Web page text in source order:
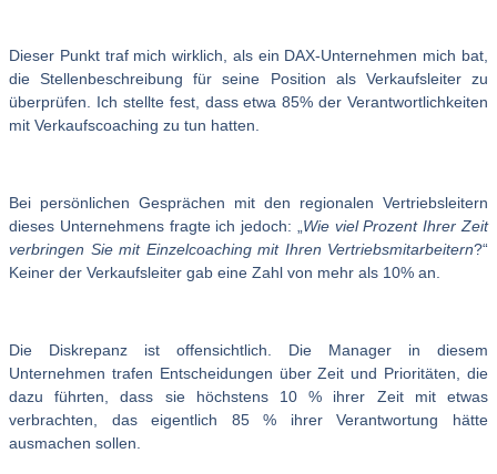
Dieser Punkt traf mich wirklich, als ein DAX-Unternehmen mich bat,
die Stellenbeschreibung für seine Position als Verkaufsleiter zu
überprüfen. Ich stellte fest, dass etwa 85% der Verantwortlichkeiten
mit Verkaufscoaching zu tun hatten.
Bei persönlichen Gesprächen mit den regionalen Vertriebsleitern
dieses Unternehmens fragte ich jedoch: „ Wie viel Prozent Ihrer Zeit
verbringen Sie mit Einzelcoaching mit Ihren Vertriebsmitarbeitern?“
Keiner der Verkaufsleiter gab eine Zahl von mehr als 10% an.
Die Diskrepanz ist offensichtlich. Die Manager in diesem
Unternehmen trafen Entscheidungen über Zeit und Prioritäten, die
dazu führten, dass sie höchstens 10 % ihrer Zeit mit etwas
verbrachten, das eigentlich 85 % ihrer Verantwortung hätte
ausmachen sollen.